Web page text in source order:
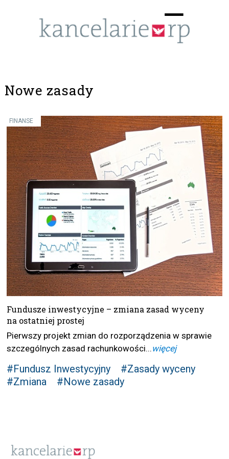
☰
Nowe zasady
FINANSE
Fundusze inwestycyjne – zmiana zasad wyceny
na ostatniej prostej
Pierwszy projekt zmian do rozporządzenia w sprawie
szczególnych zasad rachunkowości...więcej
#Fundusz Inwestycyjny
#Zasady wyceny
#Zmiana
#Nowe zasady